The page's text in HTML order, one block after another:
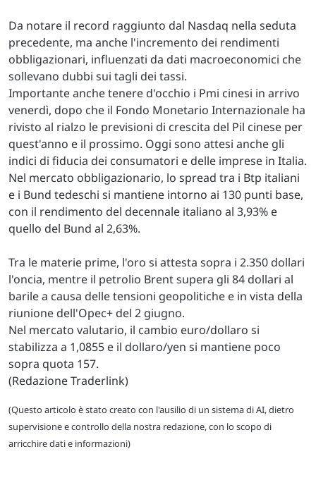
Da notare il record raggiunto dal Nasdaq nella seduta
precedente, ma anche l'incremento dei rendimenti
obbligazionari, influenzati da dati macroeconomici che
sollevano dubbi sui tagli dei tassi.
Importante anche tenere d'occhio i Pmi cinesi in arrivo
venerdì, dopo che il Fondo Monetario Internazionale ha
rivisto al rialzo le previsioni di crescita del Pil cinese per
quest'anno e il prossimo. Oggi sono attesi anche gli
indici di fiducia dei consumatori e delle imprese in Italia.
Nel mercato obbligazionario, lo spread tra i Btp italiani
e i Bund tedeschi si mantiene intorno ai 130 punti base,
con il rendimento del decennale italiano al 3,93% e
quello del Bund al 2,63%.
Tra le materie prime, l'oro si attesta sopra i 2.350 dollari
l'oncia, mentre il petrolio Brent supera gli 84 dollari al
barile a causa delle tensioni geopolitiche e in vista della
riunione dell'Opec+ del 2 giugno.
Nel mercato valutario, il cambio euro/dollaro si
stabilizza a 1,0855 e il dollaro/yen si mantiene poco
sopra quota 157.
(Redazione Traderlink)
(Questo articolo è stato creato con l'ausilio di un sistema di AI, dietro
supervisione e controllo della nostra redazione, con lo scopo di
arricchire dati e informazioni)